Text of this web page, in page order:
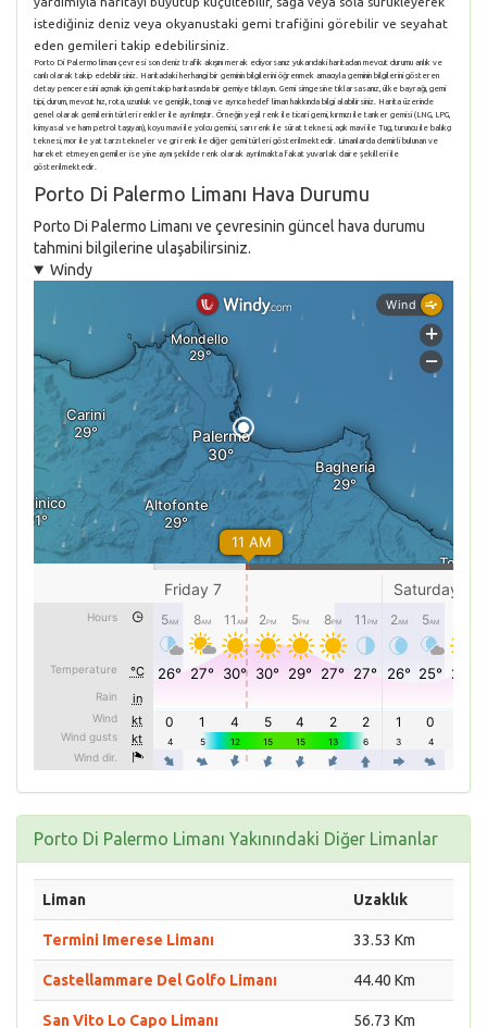
istediğiniz deniz veya okyanustaki gemi trafiğini görebilir ve seyahat
eden gemileri takip edebilirsiniz.
Porto Di Palermo limanı çevresi son deniz trafik akışını merak ediyorsanız yukarıdaki haritadan mevcut durumu anlık ve
canlı olarak takip edebilirsiniz. Haritadaki herhangi bir geminin bilgilerini öğrenmek amacıyla geminin bilgilerini gösteren
detay penceresini açmak için gemi takip haritasında bir gemiye tıklayın. Gemi simgesine tıklarsasanız, ülke bayrağı, gemi
tipi, durum, mevcut hız, rota, uzunluk ve genişlik, tonajı ve ayrıca hedef liman hakkında bilgi alabilirsiniz. Harita üzerinde
genel olarak gemilerin türleri renkler ile ayrılmıştır. Örneğin yeşil renk ile ticari gemi, kırmızı ile tanker gemisi (LNG, LPG,
kimyasal ve ham petrol taşıyan), koyu mavi ile yolcu gemisi, sarı renk ile sürat teknesi, açık mavi ile Tug, turuncu ile balıkçı
teknesi, mor ile yat tarzı tekneler ve gri renk ile diğer gemi türleri gösterilmektedir. Limanlarda demirli bulunan ve
hareket etmeyen gemiler ise yine aynı şekilde renk olarak ayrılmakta fakat yuvarlak daire şekilleri ile
gösterilmektedir.
Porto Di Palermo Limanı Hava Durumu
Porto Di Palermo Limanı ve çevresinin güncel hava durumu
tahmini bilgilerine ulaşabilirsiniz.
Windy
Porto Di Palermo Limanı Yakınındaki Diğer Limanlar
Liman Uzaklık
Termini Imerese Limanı 33.53 Km
Castellammare Del Golfo Limanı 44.40 Km
San Vito Lo Capo Limanı 56.73 Km